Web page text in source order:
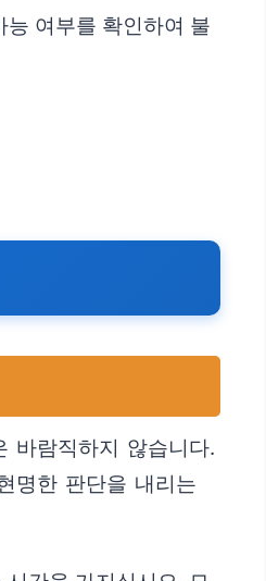
여부를 확인하여 불
바람직하지 않습니다.
명한 판단을 내리는